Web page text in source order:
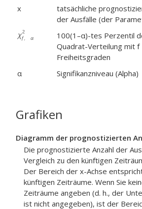
x
tatsächliche
der Ausfälle (der
100(1–α)-tes Perzentil
Quadrat-Verteilung mit f
Freiheitsgraden
α
Signifikanzniveau (Alpha)
Grafiken
Diagramm der prognostizierten
Die prognostizierte Anzahl der
Vergleich zu den künftigen
Der Bereich der x-Achse
künftigen Zeiträume. Wenn Sie
Zeiträume angeben (d. h., der
ist nicht angegeben), ist der